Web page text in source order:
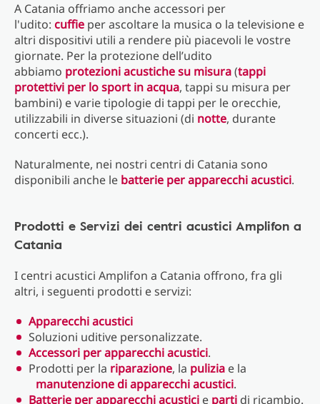
A Catania offriamo anche accessori per
l'udito: cuffie per ascoltare la musica o la televisione e
altri dispositivi utili a rendere più piacevoli le vostre
giornate. Per la protezione dell’udito
abbiamo protezioni acustiche su misura(tappi
protettivi per lo sport in acqua, tappi su misura per
bambini) e varie tipologie di tappi per le orecchie,
utilizzabili in diverse situazioni (di notte, durante
concerti ecc.).
Naturalmente, nei nostri centri di Catania sono
disponibili anche le batterie per apparecchi acustici.
Prodotti e Servizi dei centri acustici Amplifon a
Catania
I centri acustici Amplifon a Catania offrono, fra gli
altri, i seguenti prodotti e servizi:
Apparecchi acustici
Soluzioni uditive personalizzate.
Accessori per apparecchi acustici.
Prodotti per la riparazione, la pulizia e la
manutenzione di apparecchi acustici.
Batterie per apparecchi acustici e parti di ricambio.